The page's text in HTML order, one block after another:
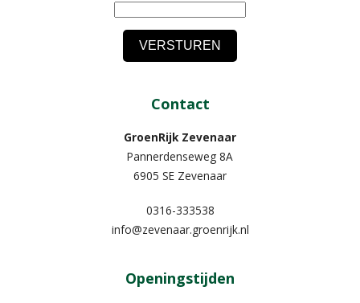
Contact
GroenRijk Zevenaar​
Pannerdenseweg 8A
6905 SE Zevenaar
0316-333538
info@zevenaar.groenrijk.nl
Openingstijden